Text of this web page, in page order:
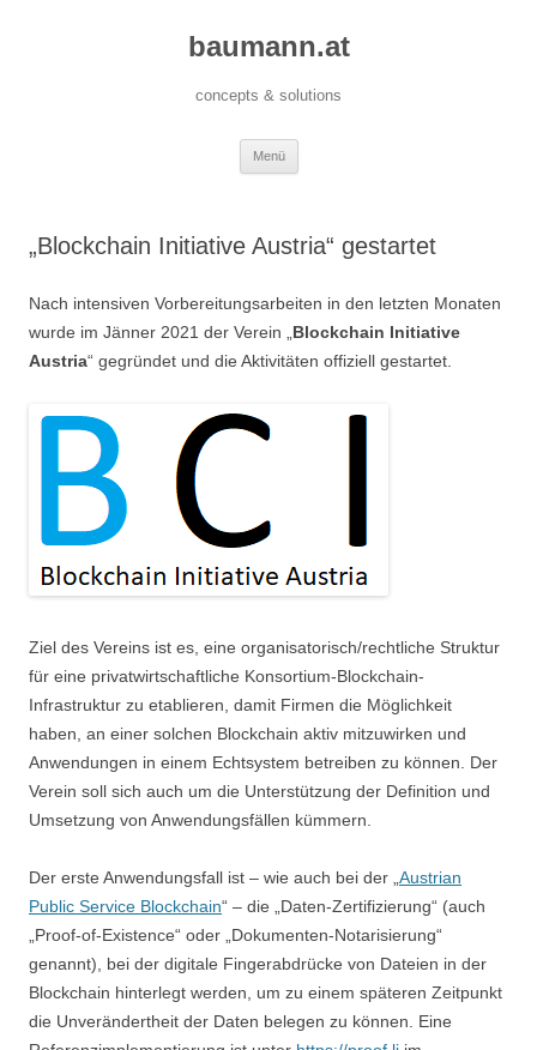
baumann.at
concepts & solutions
Menü
„Blockchain Initiative Austria“ gestartet
Nach intensiven Vorbereitungsarbeiten in den letzten Monaten
wurde im Jänner 2021 der Verein „ Blockchain Initiative
Austria“ gegründet und die Aktivitäten offiziell gestartet.
Ziel des Vereins ist es, eine organisatorisch/rechtliche Struktur
für eine privatwirtschaftliche Konsortium-Blockchain-
Infrastruktur zu etablieren, damit Firmen die Möglichkeit
haben, an einer solchen Blockchain aktiv mitzuwirken und
Anwendungen in einem Echtsystem betreiben zu können. Der
Verein soll sich auch um die Unterstützung der Definition und
Umsetzung von Anwendungsfällen kümmern.
Der erste Anwendungsfall ist – wie auch bei der „ Austrian
Public Service Blockchain“ – die „Daten-Zertifizierung“ (auch
„Proof-of-Existence“ oder „Dokumenten-Notarisierung“
genannt), bei der digitale Fingerabdrücke von Dateien in der
Blockchain hinterlegt werden, um zu einem späteren Zeitpunkt
die Unverändertheit der Daten belegen zu können. Eine